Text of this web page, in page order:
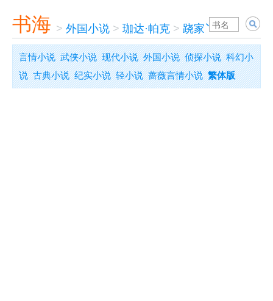
书海 > 外国小说 > 珈达·帕克 > 跷家丫头
言情小说 武侠小说 现代小说 外国小说 侦探小说 科幻小
说 古典小说 纪实小说 轻小说 蔷薇言情小说 繁体版